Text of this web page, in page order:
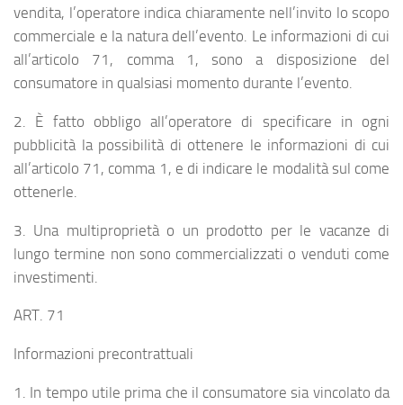
vendita, l’operatore indica chiaramente nell’invito lo scopo
commerciale e la natura dell’evento. Le informazioni di cui
all’articolo 71, comma 1, sono a disposizione del
consumatore in qualsiasi momento durante l’evento.
2. È fatto obbligo all’operatore di specificare in ogni
pubblicità la possibilità di ottenere le informazioni di cui
all’articolo 71, comma 1, e di indicare le modalità sul come
ottenerle.
3. Una multiproprietà o un prodotto per le vacanze di
lungo termine non sono commercializzati o venduti come
investimenti.
ART. 71
Informazioni precontrattuali
1. In tempo utile prima che il consumatore sia vincolato da